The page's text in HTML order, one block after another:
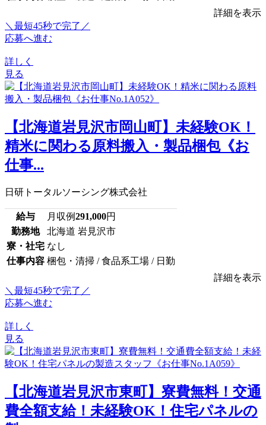
詳細を表示
＼最短45秒で完了／
応募へ進む
詳しく
見る
【北海道岩見沢市岡山町】未経験OK！
精米に関わる原料搬入・製品梱包《お
仕事...
日研トータルソーシング株式会社
給与 月収例291,000円
勤務地
北海道 岩見沢市
寮・社宅 なし
仕事内容 梱包・清掃 / 食品系工場 / 日勤
詳細を表示
＼最短45秒で完了／
応募へ進む
詳しく
見る
【北海道岩見沢市東町】寮費無料！交通
費全額支給！未経験OK！住宅パネルの